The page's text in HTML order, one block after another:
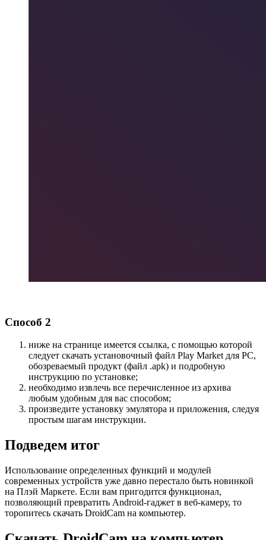
Способ 2
ниже на странице имеется ссылка, с помощью которой
следует скачать установочный файл Play Market для PC,
обозреваемый продукт (файл .apk) и подробную
инструкцию по установке;
необходимо извлечь все перечисленное из архива
любым удобным для вас способом;
произведите установку эмулятора и приложения, следуя
простым шагам инструкции.
Подведем итог
Использование определенных функций и модулей
современных устройств уже давно перестало быть новинкой
на Плэй Маркете. Если вам пригодится функционал,
позволяющий превратить Android-гаджет в веб-камеру, то
торопитесь скачать DroidCam на компьютер.